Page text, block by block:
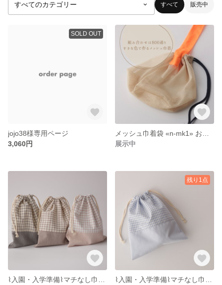
すべて 販売中
SOLD OUT
jojo38様専用ページ
3,060円
展示中
残り1点